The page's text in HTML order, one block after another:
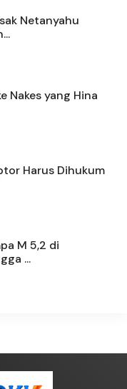
Netanyahu
Nakes yang Hina
Harus Dihukum
M 5,2 di
...